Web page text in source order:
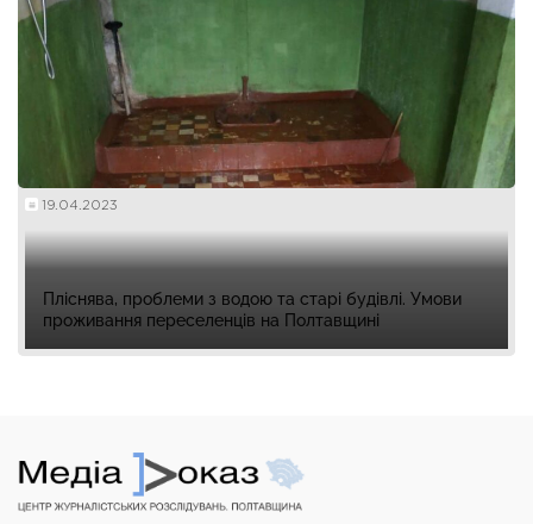
19.04.2023
Пліснява, проблеми з водою та старі будівлі. Умови
проживання переселенців на Полтавщині